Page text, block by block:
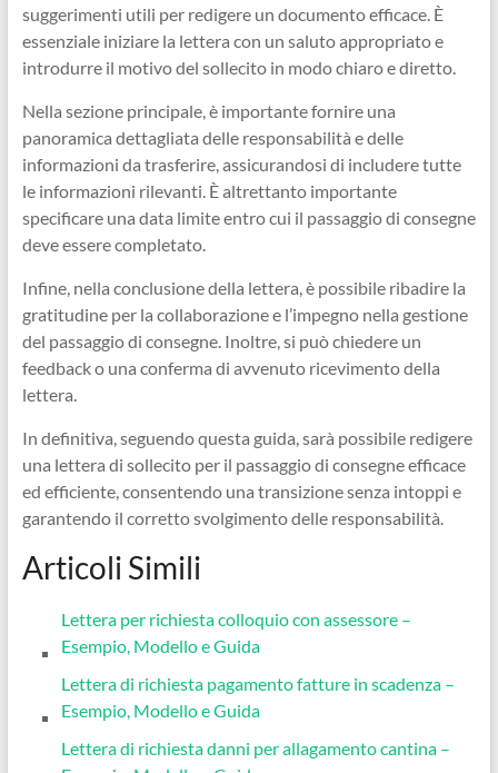
suggerimenti utili per redigere un documento efficace. È
essenziale iniziare la lettera con un saluto appropriato e
introdurre il motivo del sollecito in modo chiaro e diretto.
Nella sezione principale, è importante fornire una
panoramica dettagliata delle responsabilità e delle
informazioni da trasferire, assicurandosi di includere tutte
le informazioni rilevanti. È altrettanto importante
specificare una data limite entro cui il passaggio di consegne
deve essere completato.
Infine, nella conclusione della lettera, è possibile ribadire la
gratitudine per la collaborazione e l’impegno nella gestione
del passaggio di consegne. Inoltre, si può chiedere un
feedback o una conferma di avvenuto ricevimento della
lettera.
In definitiva, seguendo questa guida, sarà possibile redigere
una lettera di sollecito per il passaggio di consegne efficace
ed efficiente, consentendo una transizione senza intoppi e
garantendo il corretto svolgimento delle responsabilità.
Articoli Simili
Lettera per richiesta colloquio con assessore –
Esempio, Modello e Guida
Lettera di richiesta pagamento fatture in scadenza –
Esempio, Modello e Guida
Lettera di richiesta danni per allagamento cantina –